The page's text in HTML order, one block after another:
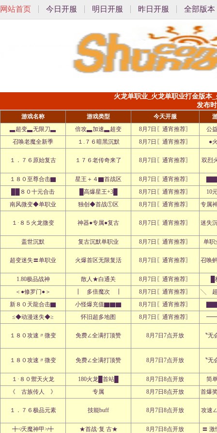
网站首页 今日开服 明日开服 昨日开服 全部版本
火龙单职业_火龙单职业打金版本
发布
游戏名称 游戏类型 今天开服
▃超变▃无限刀▃
倍攻▃加速▃超变 8月7日〖通宵推荐〗
公
召唤老魔全新季
１.７６暗黑沉默 8月7日〖通宵推荐〗 ●
１．７６原始复古 １７６老传奇来了 8月7日〖通宵推荐〗 双烈
１８０至尊合击▇ 星王＋４▇首战区 8月7日〖通宵推荐〗
██８０十元合击
█高爆星王+3█ 8月7日〖通宵推荐〗
10
南风微变◆单职业
独创◆首战①区 8月7日〖通宵推荐〗 专属
１·８５火龙微变 神器●专属●复古 8月7日〖通宵推荐〗 迷失
盖世沉默 复古沉默单职业 8月7日〖通宵推荐〗 单职
超变迷失〓单职业 火爆首区无限复活 8月7日〖通宵推荐〗 召唤
1.80极品战神 散人★白通关 8月7日〖通宵推荐〗
＜●修罗门●＞
┃ 多倍魔次 ┃ 8月7日〖通宵推荐〗
╲ 超
新８０天龍合击▇
小怪爆充值▇▇▇ 8月7日〖通宵推荐〗
≤◆动漫迷失◆≥
怀旧超多地图 8月7日〖通宵推荐〗 ━━
１８０攻速〃微变 免费∠全满打顶赞 8月7日7点开放 〝
１８０攻速〃微变 免费∠全满打顶赞 8月7日7点开放 〝
１·８０禦天火龙 180火龙█首站█ 8月7日8点开放
简
《 古族传人 》
专属 8月7日8点开放 首爆
１．７６极品元素 技能buff 8月7日8点开放 攻速
╋≮天魔神甲≯╋ ★首战·复 古★ 8月7日8点开放
〓 激